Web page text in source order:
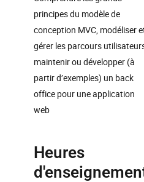
principes du modèle de
conception MVC, modéliser
gérer les parcours
maintenir ou développer (à
partir d’exemples) un back
office pour une application
web
Heures